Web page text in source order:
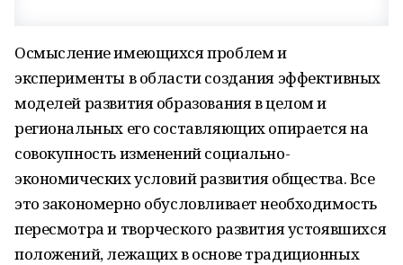
Осмысление имеющихся проблем и
эксперименты в области создания эффективных
моделей развития образования в целом и
региональных его составляющих опирается на
совокупность изменений социально-
экономических условий развития общества. Все
это закономерно обусловливает необходимость
пересмотра и творческого развития устоявшихся
положений, лежащих в основе традиционных